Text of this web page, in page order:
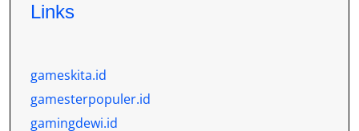
Links
gameskita.id
gamesterpopuler.id
gamingdewi.id